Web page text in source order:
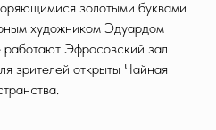
золотыми буквами
художником Эдуардом
работают Эфросовский зал
зрителей открыты Чайная